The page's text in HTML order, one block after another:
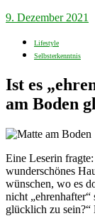
9. Dezember 2021
Lifestyle
Selbsterkenntnis
Ist es
am Boden
Eine Leserin
wunderschönes
wünschen, wo es
nicht
glücklich zu